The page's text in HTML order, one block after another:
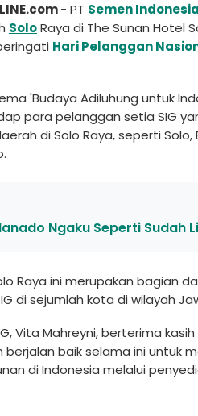
- PT Semen Indonesia
SoloRaya di The Sunan Hotel
Hari Pelanggan
'Budaya Adiluhung untuk
para pelanggan setia SIG
di Solo Raya, seperti Solo,
Ngaku Seperti Sudah
Raya ini merupakan bagian
di sejumlah kota di wilayah
Vita Mahreyni, berterima
baik selama ini untuk
di Indonesia melalui